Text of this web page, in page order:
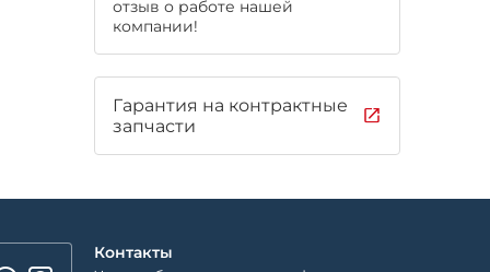
отзыв о работе нашей
компании!
Гарантия на контрактные
запчасти
Контакты